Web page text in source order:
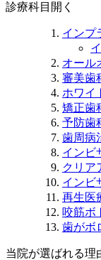
診療科目 開く
インプ
オール
審美歯
ホワイ
矯正歯
予防歯
歯周病
インビ
クリア
インビ
再生医
咬筋ボ
歯がボ
当院が選ばれる理